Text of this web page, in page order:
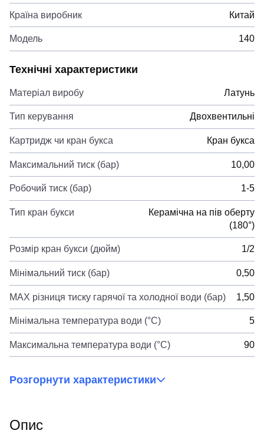
Країна виробник Китай
Модель 140
Технічні характеристики
Матеріал виробу Латунь
Тип керування Двохвентильні
Картридж чи кран букса Кран букса
Максимальний тиск (бар) 10,00
Робочий тиск (бар) 1-5
Тип кран букси
Керамічна на пів оберту
(180°)
Розмір кран букси (дюйм) 1/2
Мінімальний тиск (бар) 0,50
MAX різниця тиску гарячої та холодної води (бар) 1,50
Мінімальна температура води (°C) 5
Максимальна температура води (°C) 90
Розгорнути характеристики
Опис